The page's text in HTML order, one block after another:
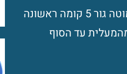
פתח תקווה מוטה גור 5 קומה ראשונה
עד הסוף